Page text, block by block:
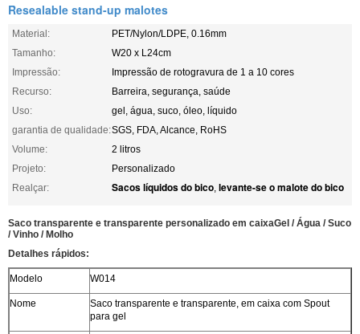
Resealable stand-up malotes
Material:
PET/Nylon/LDPE, 0.16mm
Tamanho:
W20 x L24cm
Impressão:
Impressão de rotogravura de 1 a 10 cores
Recurso:
Barreira, segurança, saúde
Uso:
gel, água, suco, óleo, líquido
garantia de qualidade:SGS, FDA, Alcance, RoHS
Volume:
2 litros
Projeto:
Personalizado
Realçar:
Sacos líquidos do bico, levante-se o malote do bico
Saco transparente e transparente personalizado em caixaGel / Água / Suco
/ Vinho / Molho
Detalhes rápidos:
Modelo W014
Nome
Saco transparente e transparente, em caixa com Spout
para gel